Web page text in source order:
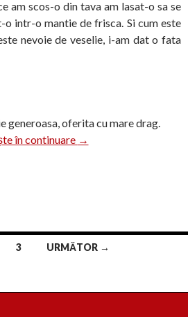
am scos-o din tava am lasat-o sa se
o intr-o mantie de frisca. Si cum este
nevoie de veselie, i-am dat o fata
generoasa, oferita cu mare drag.
în continuare Un tort vesel
→
3 URMĂTOR →